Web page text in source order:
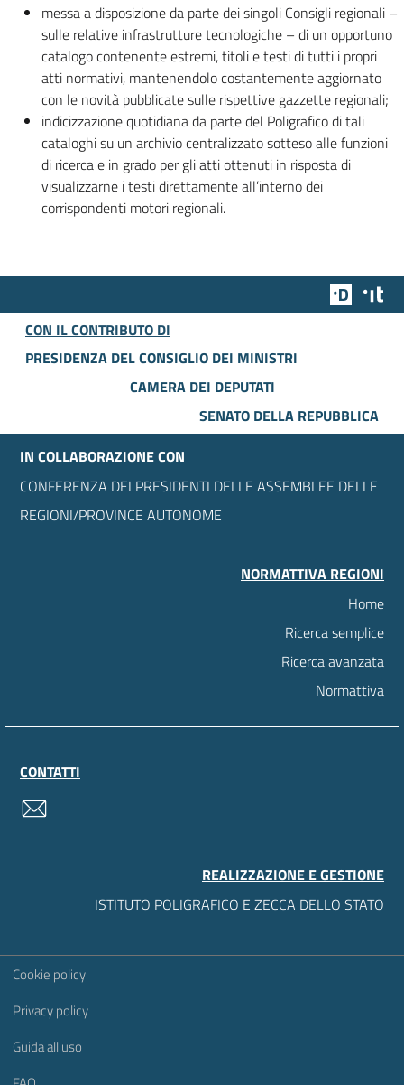
messa a disposizione da parte dei singoli Consigli regionali –
sulle relative infrastrutture tecnologiche – di un opportuno
catalogo contenente estremi, titoli e testi di tutti i propri
atti normativi, mantenendolo costantemente aggiornato
con le novità pubblicate sulle rispettive gazzette regionali;
indicizzazione quotidiana da parte del Poligrafico di tali
cataloghi su un archivio centralizzato sotteso alle funzioni
di ricerca e in grado per gli atti ottenuti in risposta di
visualizzarne i testi direttamente all’interno dei
corrispondenti motori regionali.
Team
CON IL CONTRIBUTO DI
PRESIDENZA DEL CONSIGLIO DEI MINISTRI
CAMERA DEI DEPUTATI
SENATO DELLA REPUBBLICA
IN COLLABORAZIONE CON
CONFERENZA DEI PRESIDENTI DELLE ASSEMBLEE DELLE
REGIONI/PROVINCE AUTONOME
NORMATTIVA REGIONI
Home
Ricerca semplice
Ricerca avanzata
Normattiva
CONTATTI
REALIZZAZIONE E GESTIONE
ISTITUTO POLIGRAFICO E ZECCA DELLO STATO
Sezione Link Utili
Cookie policy
Privacy policy
Guida all'uso